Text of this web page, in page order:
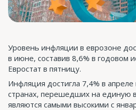
Уровень инфляции в еврозоне
в июне, составив 8,6% в годовом
Евростат в пятницу.
Инфляция достигла 7,4% в
странах, перешедших на единую
являются самыми высокими с